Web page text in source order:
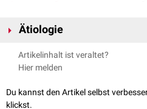
Ätiologie
Artikelinhalt ist veraltet?
Hier melden
Du kannst den Artikel selbst
klickst.